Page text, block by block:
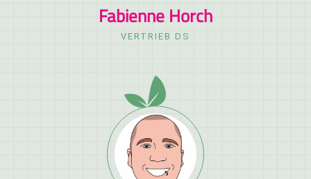
Fabienne Horch
VERTRIEB DS